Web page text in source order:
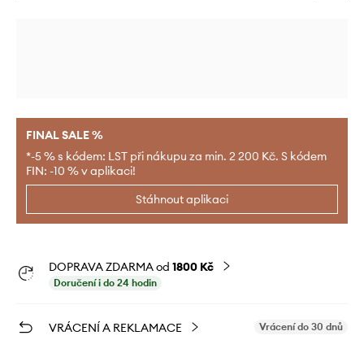
FINAL SALE %
*-5 % s kódem: LST při nákupu za min. 2 200 Kč. S kódem
FIN: -10 % v aplikaci!
Stáhnout aplikaci
DOPRAVA ZDARMA od 1800 Kč
Doručení i do 24 hodin
VRÁCENÍ A REKLAMACE Vrácení do 30 dnů